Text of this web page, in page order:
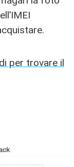
per trovare il